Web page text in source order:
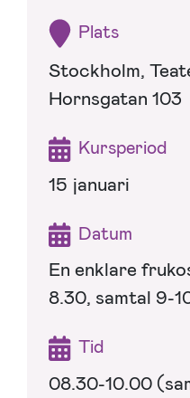
Plats
Stockholm,
Hornsgatan 103
Kursperiod
15 januari
Datum
En enklare
8.30, samtal 9-
Tid
08.30-10.00